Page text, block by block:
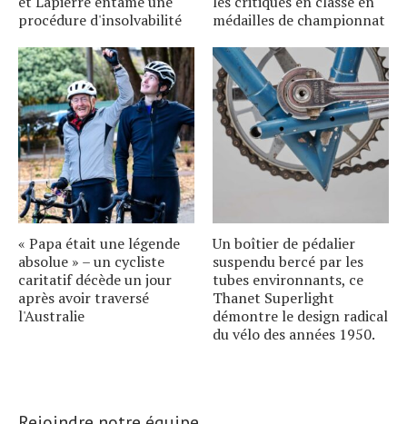
procédure d'insolvabilité
médailles de championnat
« Papa était une légende
absolue » – un cycliste
caritatif décède un jour
après avoir traversé
l'Australie
Un boîtier de pédalier
suspendu bercé par les
tubes environnants, ce
Thanet Superlight
démontre le design radical
du vélo des années 1950.